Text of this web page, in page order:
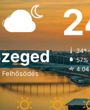
Felhősödés
34º -
57%